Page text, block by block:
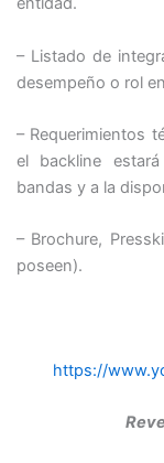
– Listado de
desempeño o rol
– Requerimientos
el backline
bandas y a la
– Brochure,
poseen).
https://